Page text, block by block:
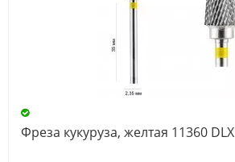
Фреза кукуруза, желтая 11360 DLX